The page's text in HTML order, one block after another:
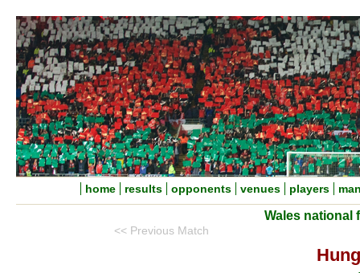
home results opponents venues players
Wales national
<< Previous Match